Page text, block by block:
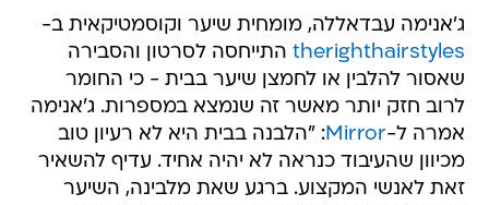
ג'אנימה עבדאללה, מומחית שיער וקוסמטיקאית ב-
therighthairstyles התייחסה לסרטון והסבירה
שאסור להלבין או לחמצן שיער בבית - כי החומר
לרוב חזק יותר מאשר זה שנמצא במספרות. ג'אנימה
אמרה ל-Mirror: "הלבנה בבית היא לא רעיון טוב
מכיוון שהעיבוד כנראה לא יהיה אחיד. עדיף להשאיר
זאת לאנשי המקצוע. ברגע שאת מלבינה, השיער